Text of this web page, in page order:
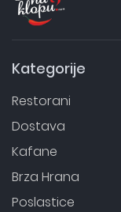
Kategorije
Restorani
Dostava
Kafane
Brza Hrana
Poslastice